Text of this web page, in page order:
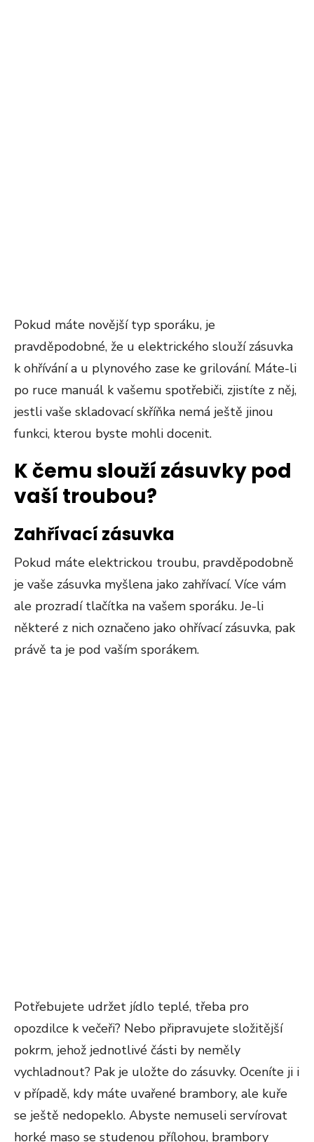
Pokud máte novější typ sporáku, je
pravděpodobné, že u elektrického slouží zásuvka
k ohřívání a u plynového zase ke grilování. Máte-li
po ruce manuál k vašemu spotřebiči, zjistíte z něj,
jestli vaše skladovací skříňka nemá ještě jinou
funkci, kterou byste mohli docenit.
K čemu slouží zásuvky pod
vaší troubou?
Zahřívací zásuvka
Pokud máte elektrickou troubu, pravděpodobně
je vaše zásuvka myšlena jako zahřívací. Více vám
ale prozradí tlačítka na vašem sporáku. Je-li
některé z nich označeno jako ohřívací zásuvka, pak
právě ta je pod vaším sporákem.
Potřebujete udržet jídlo teplé, třeba pro
opozdilce k večeři? Nebo připravujete složitější
pokrm, jehož jednotlivé části by neměly
vychladnout? Pak je uložte do zásuvky. Oceníte ji i
v případě, kdy máte uvařené brambory, ale kuře
se ještě nedopeklo. Abyste nemuseli servírovat
horké maso se studenou přílohou, brambory